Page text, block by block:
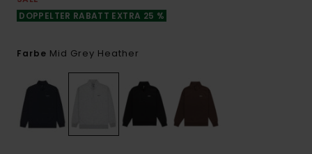
DOPPELTER RABATT EXTRA 25 %
Farbe Mid Grey Heather